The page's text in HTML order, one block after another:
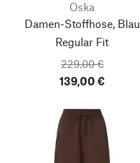
Oska
Damen-Stoffhose, Blau
Regular Fit
229,00 €
139,00 €